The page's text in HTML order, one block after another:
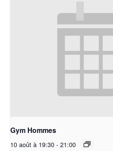
Gym Hommes
10 août à 19:30 - 21:00